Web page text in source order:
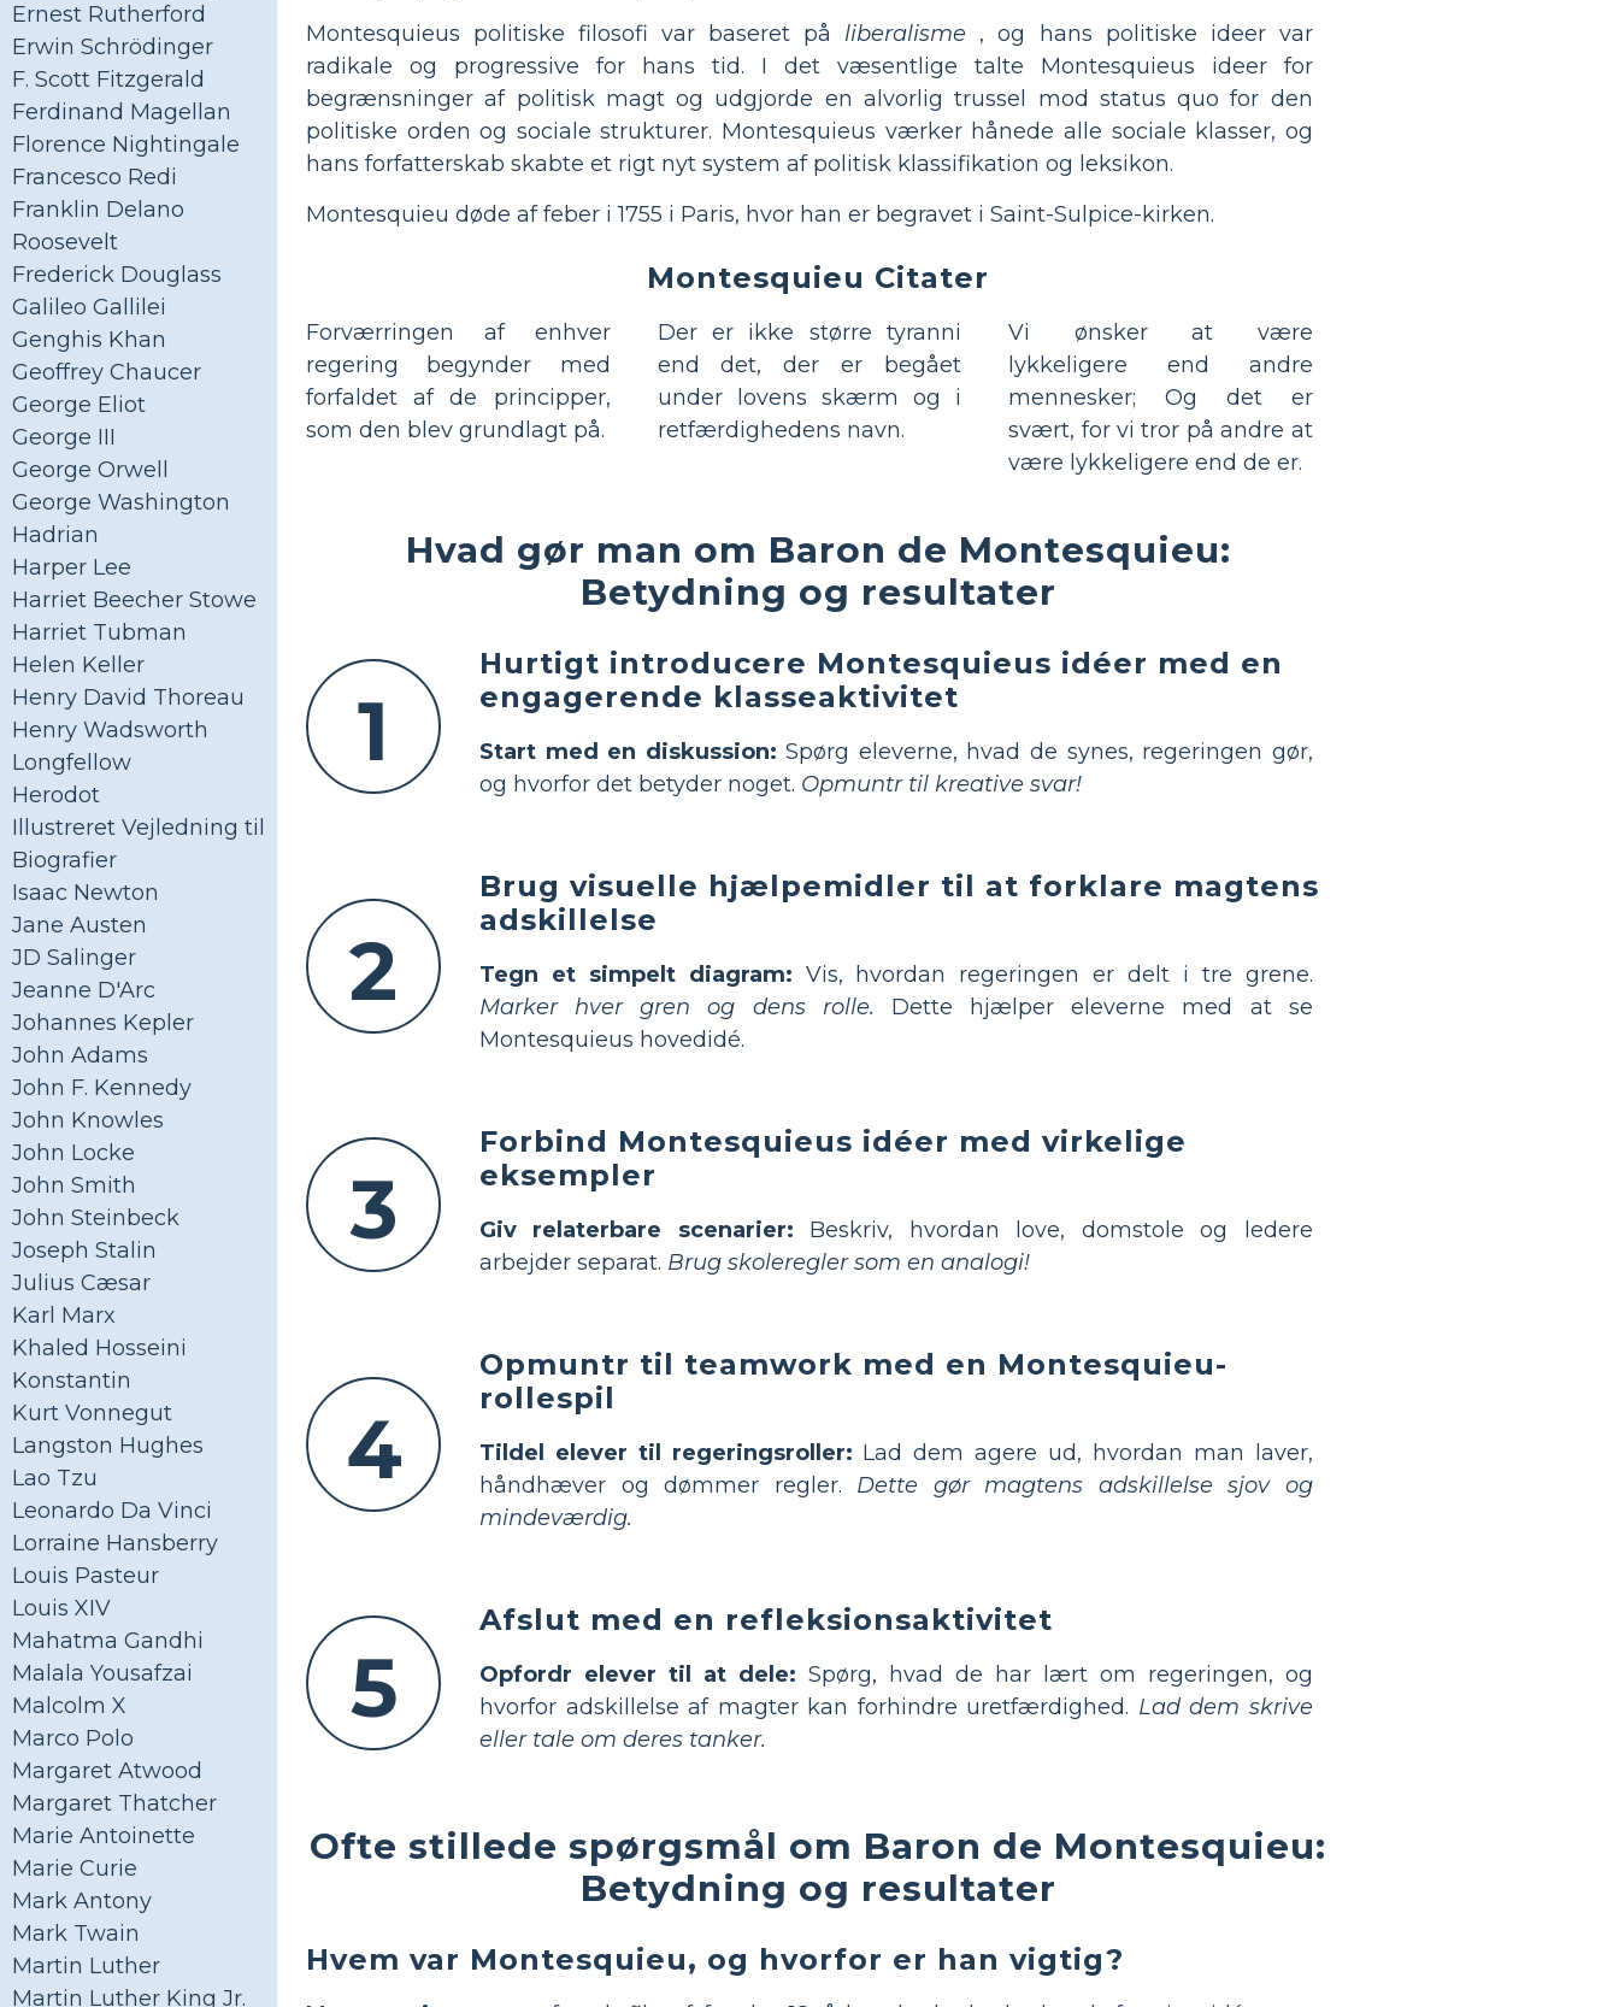
Ernest Rutherford
Erwin Schrödinger
F. Scott Fitzgerald
Ferdinand Magellan
Florence Nightingale
Francesco Redi
Franklin Delano
Roosevelt
Frederick Douglass
Galileo Gallilei
Genghis Khan
Geoffrey Chaucer
George Eliot
George III
George Orwell
George Washington
Hadrian
Harper Lee
Harriet Beecher Stowe
Harriet Tubman
Helen Keller
Henry David Thoreau
Henry Wadsworth
Longfellow
Herodot
Illustreret Vejledning til
Biografier
Isaac Newton
Jane Austen
JD Salinger
Jeanne D'Arc
Johannes Kepler
John Adams
John F. Kennedy
John Knowles
John Locke
John Smith
John Steinbeck
Joseph Stalin
Julius Cæsar
Karl Marx
Khaled Hosseini
Konstantin
Kurt Vonnegut
Langston Hughes
Lao Tzu
Leonardo Da Vinci
Lorraine Hansberry
Louis Pasteur
Louis XIV
Mahatma Gandhi
Malala Yousafzai
Malcolm X
Marco Polo
Margaret Atwood
Margaret Thatcher
Marie Antoinette
Marie Curie
Mark Antony
Mark Twain
Martin Luther
Martin Luther King Jr.
Montesquieus politiske filosofi var baseret på liberalisme , og hans politiske ideer var
radikale og progressive for hans tid. I det væsentlige talte Montesquieus ideer for
begrænsninger af politisk magt og udgjorde en alvorlig trussel mod status quo for den
politiske orden og sociale strukturer. Montesquieus værker hånede alle sociale klasser, og
hans forfatterskab skabte et rigt nyt system af politisk klassifikation og leksikon.
Montesquieu døde af feber i 1755 i Paris, hvor han er begravet i Saint-Sulpice-kirken.
Montesquieu Citater
Forværringen af ​​enhver
regering begynder med
forfaldet af de principper,
som den blev grundlagt på.
Der er ikke større tyranni
end det, der er begået
under lovens skærm og i
retfærdighedens navn.
Vi ønsker at være
lykkeligere end andre
mennesker; Og det er
svært, for vi tror på andre at
være lykkeligere end de er.
Hvad gør man om Baron de Montesquieu:
Betydning og resultater
1
Hurtigt introducere Montesquieus idéer med en
engagerende klasseaktivitet
Start med en diskussion: Spørg eleverne, hvad de synes, regeringen gør,
og hvorfor det betyder noget. Opmuntr til kreative svar!
2
Brug visuelle hjælpemidler til at forklare magtens
adskillelse
Tegn et simpelt diagram: Vis, hvordan regeringen er delt i tre grene.
Marker hver gren og dens rolle. Dette hjælper eleverne med at se
Montesquieus hovedidé.
3
Forbind Montesquieus idéer med virkelige
eksempler
Giv relaterbare scenarier: Beskriv, hvordan love, domstole og ledere
arbejder separat. Brug skoleregler som en analogi!
4
Opmuntr til teamwork med en Montesquieu-
rollespil
Tildel elever til regeringsroller: Lad dem agere ud, hvordan man laver,
håndhæver og dømmer regler. Dette gør magtens adskillelse sjov og
mindeværdig.
5
Afslut med en refleksionsaktivitet
Opfordr elever til at dele: Spørg, hvad de har lært om regeringen, og
hvorfor adskillelse af magter kan forhindre uretfærdighed. Lad dem skrive
eller tale om deres tanker.
Ofte stillede spørgsmål om Baron de Montesquieu:
Betydning og resultater
Hvem var Montesquieu, og hvorfor er han vigtig?